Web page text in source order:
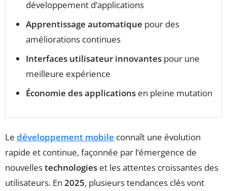
développement d’applications
Apprentissage automatique pour des
améliorations continues
Interfaces utilisateur innovantes pour une
meilleure expérience
Économie des applications en pleine mutation
Le développement mobile connaît une évolution
rapide et continue, façonnée par l’émergence de
nouvellestechnologies et les attentes croissantes des
utilisateurs. En 2025, plusieurs tendances clés vont